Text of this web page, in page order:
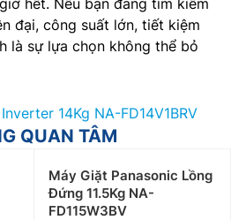
đại, công suất lớn, tiết kiệm
là sự lựa chọn không thể bỏ
14Kg NA-FD14V1BRV
QUAN TÂM
Máy Giặt Panasonic Lồng
Đứng 11.5Kg NA-
FD115W3BV